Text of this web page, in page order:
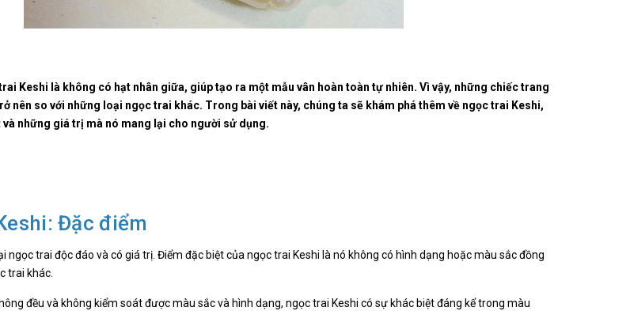
Keshi là không có hạt nhân giữa, giúp tạo ra một mẫu vân hoàn toàn tự nhiên. Vì vậy, những chiếc trang
nên so với những loại ngọc trai khác. Trong bài viết này, chúng ta sẽ khám phá thêm về ngọc trai Keshi,
những giá trị mà nó mang lại cho người sử dụng.
Đặc điểm
ngọc trai độc đáo và có giá trị. Điểm đặc biệt của ngọc trai Keshi là nó không có hình dạng hoặc màu sắc đồng
trai khác.
đều và không kiểm soát được màu sắc và hình dạng, ngọc trai Keshi có sự khác biệt đáng kể trong màu